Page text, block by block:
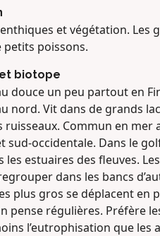
et végétation. Les
petits poissons.
biotope
douce un peu partout en
nord. Vit dans de grands
ruisseaux. Commun en mer
sud-occidentale. Dans le
les estuaires des fleuves.
dans les bancs
plus gros se déplacent en
pense régulières. Préfère
l’eutrophisation que les